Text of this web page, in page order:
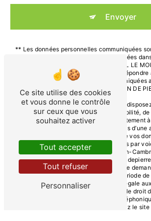
Envoyer
** Les données personnelles communiquées
fins de vous contacter et sont enregistrées
informatisé. Elles sont destinées à EURL LE
ses sous-traitants dans le seul but de répondre
Les données collectées seront communiquées
destinataires suivants: EURL LE MOULIN DE
Clary 59191 Ligny-en-Cambrésis
moulindepierrejardin@gmail.com. Vous
de rectification, d’effacement, de portabilité,
d’opposition, de retrait de votre consentement
droit d’introduire une réclamation auprès d’une
contrôle, ainsi que d’organiser le sort de vos
mortem. Vous pouvez exercer ces droits par
l'adresse 2 Rte de Clary 59191 Ligny-en-
courrier électronique à l'adresse
Un justificatif d'identité pourra vous être
conservons vos données pendant la période
puis pendant la durée de prescription légale
de gestion des contentieux. Vous avez le droit
la liste d'opposition au démarchage
. Consultez le
Ce site utilise des cookies
et vous donne le contrôle
sur ceux que vous
souhaitez activer
Tout accepter
Tout refuser
Personnaliser